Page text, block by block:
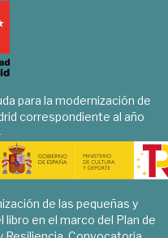
para la modernización de
correspondiente al año
de las pequeñas y
en el marco del Plan de